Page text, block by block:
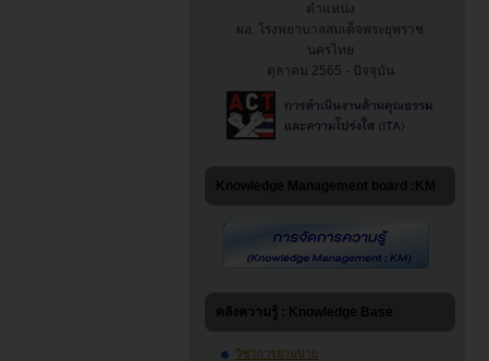
ตำแหน่ง
ผอ. โรงพยาบาลสมเด็จพระยุพราช
นครไทย
ตุลาคม 2565 - ปัจจุบัน
Knowledge Management board :KM
คลังความรู้ : Knowledge Base
วิชาการยามบ่าย